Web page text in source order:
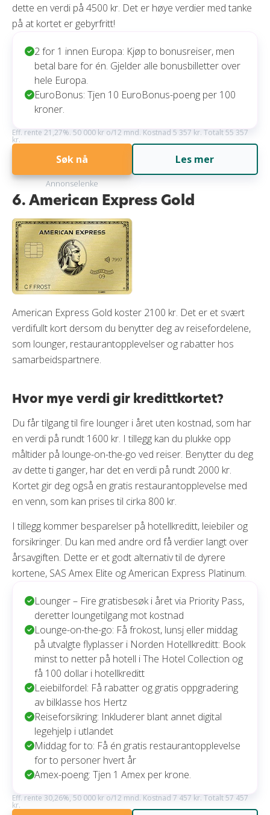
dette en verdi på 4500 kr. Det er høye verdier med tanke
på at kortet er gebyrfritt!
2 for 1 innen Europa: Kjøp to bonusreiser, men
betal bare for én. Gjelder alle bonusbilletter over
hele Europa.
EuroBonus: Tjen 10 EuroBonus-poeng per 100
kroner.
Eff. rente 21,27%. 50 000 kr o/12 mnd. Kostnad 5 357 kr. Totalt 55 357
kr.
Søk nå
Annonselenke
Les mer
6. American Express Gold
American Express Gold koster 2100 kr. Det er et svært
verdifullt kort dersom du benytter deg av reisefordelene,
som lounger, restaurantopplevelser og rabatter hos
samarbeidspartnere.
Hvor mye verdi gir kredittkortet?
Du får tilgang til fire lounger i året uten kostnad, som har
en verdi på rundt 1600 kr. I tillegg kan du plukke opp
måltider på lounge-on-the-go ved reiser. Benytter du deg
av dette ti ganger, har det en verdi på rundt 2000 kr.
Kortet gir deg også en gratis restaurantopplevelse med
en venn, som kan prises til cirka 800 kr.
I tillegg kommer besparelser på hotellkreditt, leiebiler og
forsikringer. Du kan med andre ord få verdier langt over
årsavgiften. Dette er et godt alternativ til de dyrere
kortene, SAS Amex Elite og American Express Platinum.
Lounger – Fire gratisbesøk i året via Priority Pass,
deretter loungetilgang mot kostnad
Lounge-on-the-go: Få frokost, lunsj eller middag
på utvalgte flyplasser i Norden Hotellkreditt: Book
minst to netter på hotell i The Hotel Collection og
få 100 dollar i hotellkreditt
Leiebilfordel: Få rabatter og gratis oppgradering
av bilklasse hos Hertz
Reiseforsikring: Inkluderer blant annet digital
legehjelp i utlandet
Middag for to: Få én gratis restaurantopplevelse
for to personer hvert år
Amex-poeng: Tjen 1 Amex per krone.
Eff. rente 30,26%, 50 000 kr o/12 mnd. Kostnad 7 457 kr. Totalt 57 457
kr.